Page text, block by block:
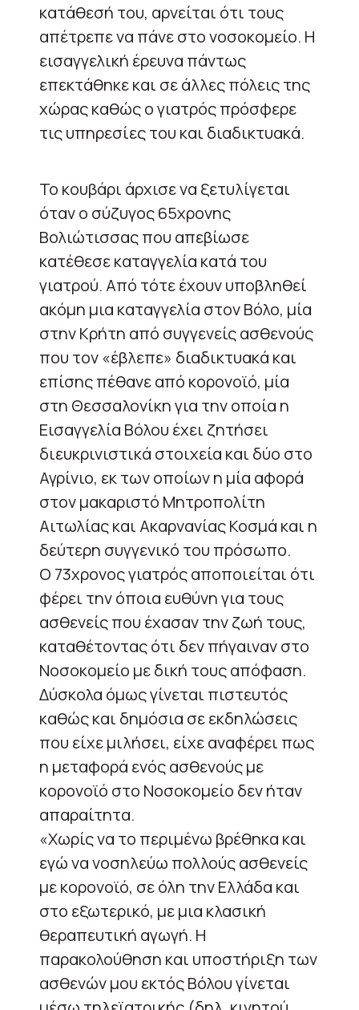
κατάθεσή του, αρνείται ότι τους
απέτρεπε να πάνε στο νοσοκομείο. Η
εισαγγελική έρευνα πάντως
επεκτάθηκε και σε άλλες πόλεις της
χώρας καθώς ο γιατρός πρόσφερε
τις υπηρεσίες του και διαδικτυακά.
Το κουβάρι άρχισε να ξετυλίγεται
όταν ο σύζυγος 65χρονης
Βολιώτισσας που απεβίωσε
κατέθεσε καταγγελία κατά του
γιατρού. Από τότε έχουν υποβληθεί
ακόμη μια καταγγελία στον Βόλο, μία
στην Κρήτη από συγγενείς ασθενούς
που τον «έβλεπε» διαδικτυακά και
επίσης πέθανε από κορονοϊό, μία
στη Θεσσαλονίκη για την οποία η
Εισαγγελία Βόλου έχει ζητήσει
διευκρινιστικά στοιχεία και δύο στο
Αγρίνιο, εκ των οποίων η μία αφορά
στον μακαριστό Μητροπολίτη
Αιτωλίας και Ακαρνανίας Κοσμά και η
δεύτερη συγγενικό του πρόσωπο.
Ο 73χρονος γιατρός αποποιείται ότι
φέρει την όποια ευθύνη για τους
ασθενείς που έχασαν την ζωή τους,
καταθέτοντας ότι δεν πήγαιναν στο
Νοσοκομείο με δική τους απόφαση.
Δύσκολα όμως γίνεται πιστευτός
καθώς και δημόσια σε εκδηλώσεις
που είχε μιλήσει, είχε αναφέρει πως
η μεταφορά ενός ασθενούς με
κορονοϊό στο Νοσοκομείο δεν ήταν
απαραίτητα.
«Χωρίς να το περιμένω βρέθηκα και
εγώ να νοσηλεύω πολλούς ασθενείς
με κορονοϊό, σε όλη την Ελλάδα και
στο εξωτερικό, με μια κλασική
θεραπευτική αγωγή. Η
παρακολούθηση και υποστήριξη των
ασθενών μου εκτός Βόλου γίνεται